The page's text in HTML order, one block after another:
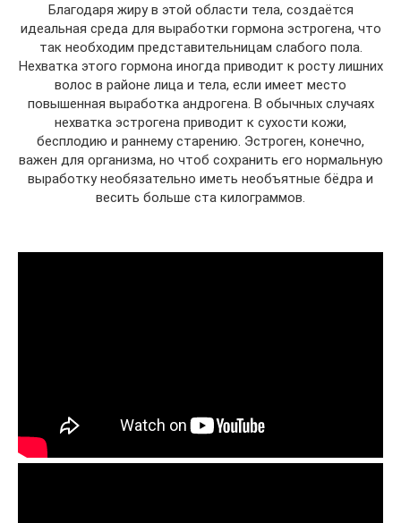
Благодаря жиру в этой области тела, создаётся
идеальная среда для выработки гормона эстрогена, что
так необходим представительницам слабого пола.
Нехватка этого гормона иногда приводит к росту лишних
волос в районе лица и тела, если имеет место
повышенная выработка андрогена. В обычных случаях
нехватка эстрогена приводит к сухости кожи,
бесплодию и раннему старению. Эстроген, конечно,
важен для организма, но чтоб сохранить его нормальную
выработку необязательно иметь необъятные бёдра и
весить больше ста килограммов.